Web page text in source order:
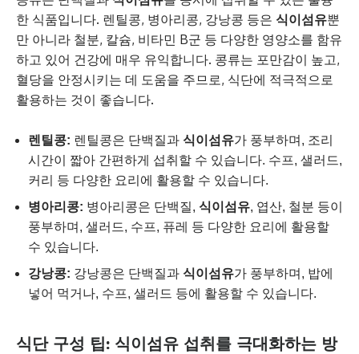
한 식품입니다. 렌틸콩, 병아리콩, 강낭콩 등은 식이섬유뿐
만 아니라 철분, 칼슘, 비타민 B군 등 다양한 영양소를 함유
하고 있어 건강에 매우 유익합니다. 콩류는 포만감이 높고,
혈당을 안정시키는 데 도움을 주므로, 식단에 적극적으로
활용하는 것이 좋습니다.
렌틸콩: 렌틸콩은 단백질과 식이섬유가 풍부하며, 조리
시간이 짧아 간편하게 섭취할 수 있습니다. 수프, 샐러드,
커리 등 다양한 요리에 활용할 수 있습니다.
병아리콩: 병아리콩은 단백질, 식이섬유, 엽산, 철분 등이
풍부하며, 샐러드, 수프, 퓨레 등 다양한 요리에 활용할
수 있습니다.
강낭콩: 강낭콩은 단백질과 식이섬유가 풍부하며, 밥에
넣어 먹거나, 수프, 샐러드 등에 활용할 수 있습니다.
식단 구성 팁: 식이섬유 섭취를 극대화하는 방